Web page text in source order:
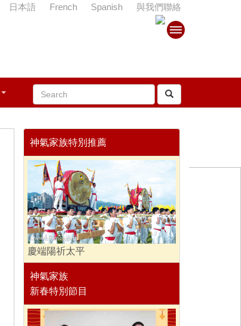
日本語 French Spanish 與我們聯絡
神氣家族特別推薦
慶端陽祈太平
神氣家族
新春特別節目